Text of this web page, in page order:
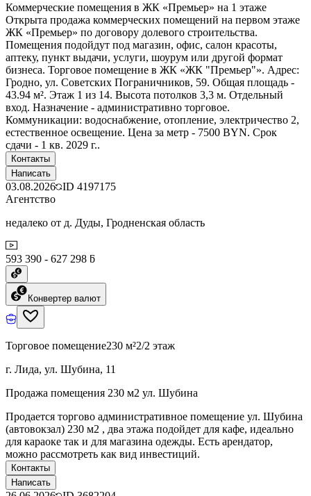
Коммерческие помещения в ЖК «Премьер» на 1 этаже
Открыта продажа коммерческих помещений на первом этаже
ЖК «Премьер» по договору долевого строительства.
Помещения подойдут под магазин, офис, салон красоты,
аптеку, пункт выдачи, услуги, шоурум или другой формат
бизнеса. Торговое помещение в ЖК «ЖК "Премьер"». Адрес:
Гродно, ул. Советских Пограничников, 59. Общая площадь -
43.94 м². Этаж 1 из 14. Высота потолков 3,3 м. Отдельный
вход. Назначение - административно торговое.
Коммуникации: водоснабжение, отопление, электричество 2,
естественное освещение. Цена за метр - 7500 BYN. Срок
сдачи - 1 кв. 2029 г..
Контакты
Написать
03.08.2026 ID 4197175
Агентство
недалеко от д. Дуды, Гродненская область
593 390 - 627 298 ƃ
Конвертер валют
Торговое помещение230 м²2/2 этаж
г. Лида, ул. Шубина, 11
Продажа помещения 230 м2 ул. Шубина
Продается торгово административное помещение ул. Шубина
(автовокзал) 230 м2 , два этажа подойдет для кафе, идеально
для караоке так и для магазина одежды. Есть арендатор,
можно рассмотреть как вид инвестиций.
Контакты
Написать